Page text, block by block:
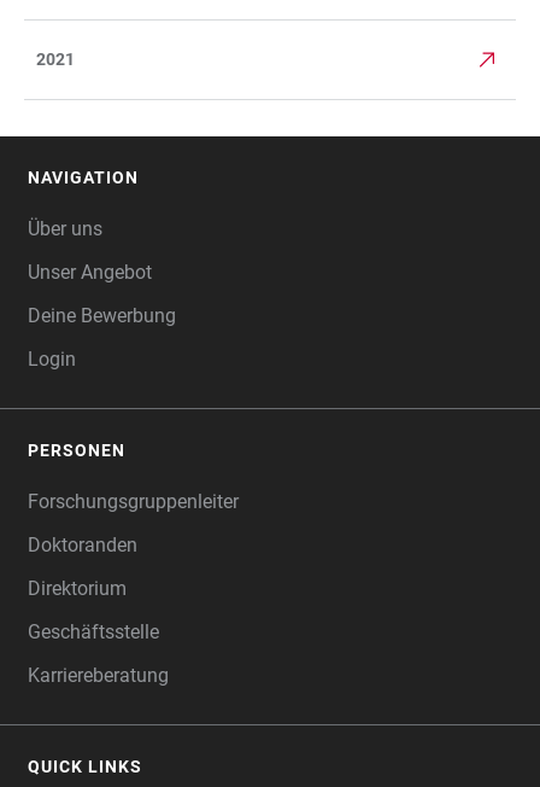
2021
NAVIGATION
Über uns
Unser Angebot
Deine Bewerbung
Login
PERSONEN
Forschungsgruppenleiter
Doktoranden
Direktorium
Geschäftsstelle
Karriereberatung
QUICK LINKS